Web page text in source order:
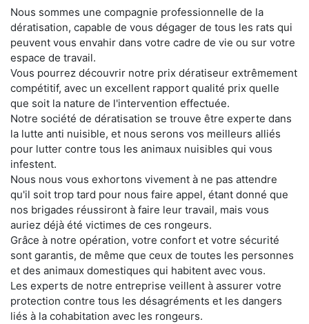
Nous sommes une compagnie professionnelle de la
dératisation, capable de vous dégager de tous les rats qui
peuvent vous envahir dans votre cadre de vie ou sur votre
espace de travail.
Vous pourrez découvrir notre prix dératiseur extrêmement
compétitif, avec un excellent rapport qualité prix quelle
que soit la nature de l'intervention effectuée.
Notre société de dératisation se trouve être experte dans
la lutte anti nuisible, et nous serons vos meilleurs alliés
pour lutter contre tous les animaux nuisibles qui vous
infestent.
Nous nous vous exhortons vivement à ne pas attendre
qu'il soit trop tard pour nous faire appel, étant donné que
nos brigades réussiront à faire leur travail, mais vous
auriez déjà été victimes de ces rongeurs.
Grâce à notre opération, votre confort et votre sécurité
sont garantis, de même que ceux de toutes les personnes
et des animaux domestiques qui habitent avec vous.
Les experts de notre entreprise veillent à assurer votre
protection contre tous les désagréments et les dangers
liés à la cohabitation avec les rongeurs.